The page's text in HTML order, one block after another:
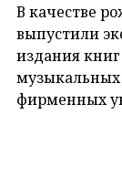
В качестве
выпустили
издания
музыкальных
фирменных